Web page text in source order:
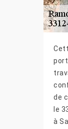
de
le
à